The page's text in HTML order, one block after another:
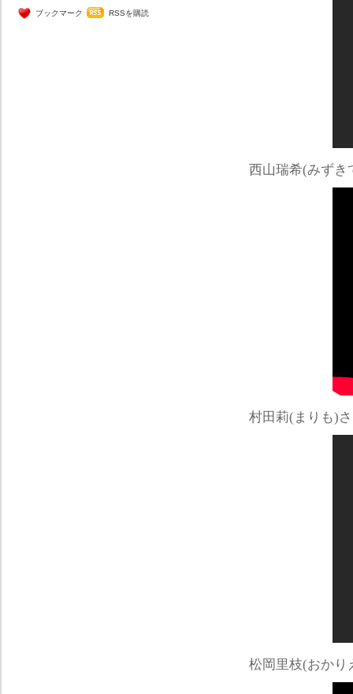
西山瑞希(みずき
村田莉(まりも)
松岡里枝(おかり
ブックマーク RSSを購読